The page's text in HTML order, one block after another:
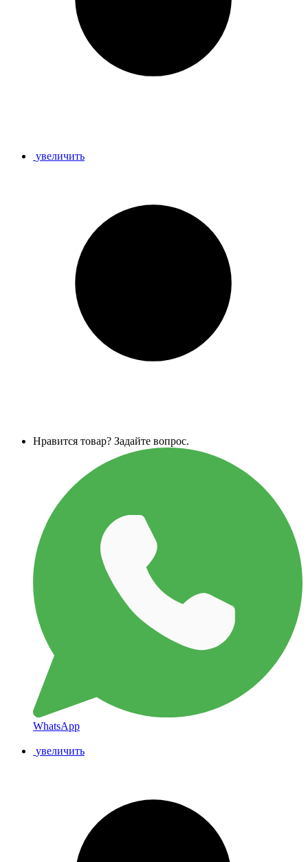
увеличить
Нравится товар? Задайте вопрос.
WhatsApp
увеличить